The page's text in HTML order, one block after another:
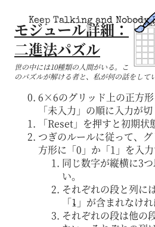
Keep Talking and Nobody
モジュール詳細：
二進法パズル
世の中には10種類の人間がいる。こ
のパズルが解ける者と、私が何の話をして
6×6のグリッド上の正方形
「未入力」の順に入力が切
「Reset」を押すと初期状
つぎのルールに従って、
方形に「0」か「1」を入力
同じ数字が縦横に3
い。
それぞれの段と列に
「1」が含まれなけ
それぞれの段は他の